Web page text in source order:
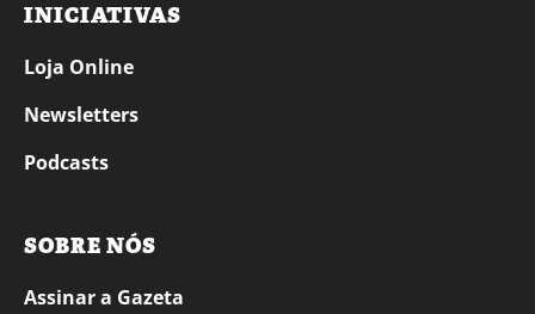
INICIATIVAS
Loja Online
Newsletters
Podcasts
SOBRE NÓS
Assinar a Gazeta